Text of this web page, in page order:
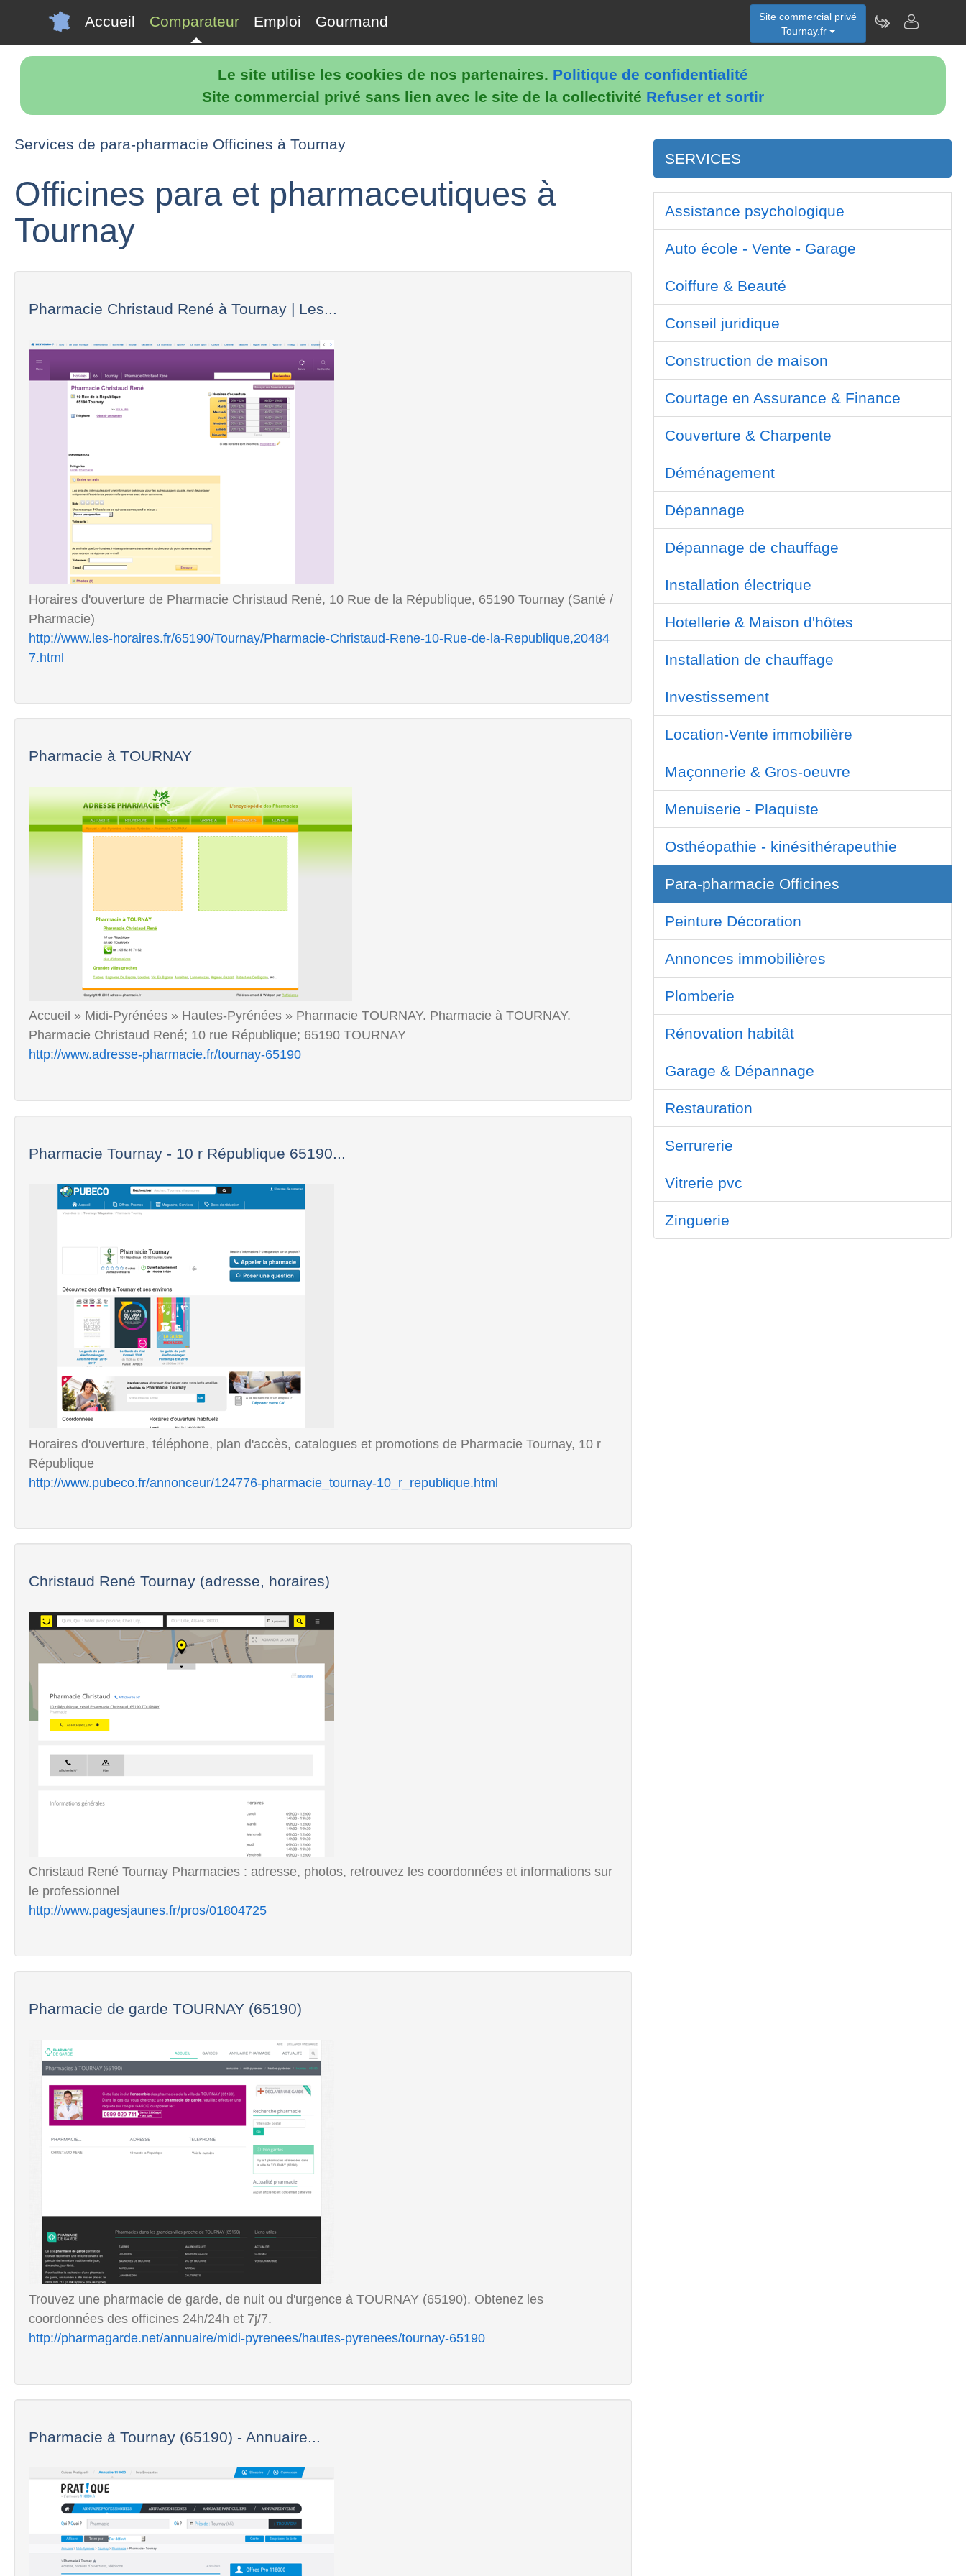
Le site utilise les cookies de nos partenaires. Politique de confidentialité
Site commercial privé sans lien avec le site de la collectivité Refuser et sortir
Accueil Comparateur Emploi Gourmand
Site commercial privé
Tournay.fr
Services de para-pharmacie Officines à Tournay
Officines para et pharmaceutiques à
Tournay
Pharmacie Christaud René à Tournay | Les...
Horaires d'ouverture de Pharmacie Christaud René, 10 Rue de la République, 65190 Tournay (Santé /
Pharmacie)
http://www.les-horaires.fr/65190/Tournay/Pharmacie-Christaud-Rene-10-Rue-de-la-Republique,20484
7.html
Pharmacie à TOURNAY
Accueil » Midi-Pyrénées » Hautes-Pyrénées » Pharmacie TOURNAY. Pharmacie à TOURNAY.
Pharmacie Christaud René; 10 rue République; 65190 TOURNAY
http://www.adresse-pharmacie.fr/tournay-65190
Pharmacie Tournay - 10 r République 65190...
Horaires d'ouverture, téléphone, plan d'accès, catalogues et promotions de Pharmacie Tournay, 10 r
République
http://www.pubeco.fr/annonceur/124776-pharmacie_tournay-10_r_republique.html
Christaud René Tournay (adresse, horaires)
Christaud René Tournay Pharmacies : adresse, photos, retrouvez les coordonnées et informations sur
le professionnel
http://www.pagesjaunes.fr/pros/01804725
Pharmacie de garde TOURNAY (65190)
Trouvez une pharmacie de garde, de nuit ou d'urgence à TOURNAY (65190). Obtenez les
coordonnées des officines 24h/24h et 7j/7.
http://pharmagarde.net/annuaire/midi-pyrenees/hautes-pyrenees/tournay-65190
Pharmacie à Tournay (65190) - Annuaire...
SERVICES
Assistance psychologique
Auto école - Vente - Garage
Coiffure & Beauté
Conseil juridique
Construction de maison
Courtage en Assurance & Finance
Couverture & Charpente
Déménagement
Dépannage
Dépannage de chauffage
Installation électrique
Hotellerie & Maison d'hôtes
Installation de chauffage
Investissement
Location-Vente immobilière
Maçonnerie & Gros-oeuvre
Menuiserie - Plaquiste
Osthéopathie - kinésithérapeuthie
Para-pharmacie Officines
Peinture Décoration
Annonces immobilières
Plomberie
Rénovation habitât
Garage & Dépannage
Restauration
Serrurerie
Vitrerie pvc
Zinguerie